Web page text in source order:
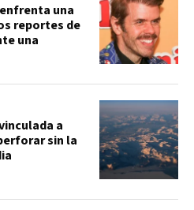
una
reportes de
una
a
sin la